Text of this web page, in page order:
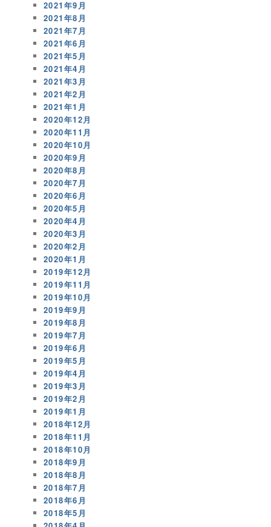
2021年9月
2021年8月
2021年7月
2021年6月
2021年5月
2021年4月
2021年3月
2021年2月
2021年1月
2020年12月
2020年11月
2020年10月
2020年9月
2020年8月
2020年7月
2020年6月
2020年5月
2020年4月
2020年3月
2020年2月
2020年1月
2019年12月
2019年11月
2019年10月
2019年9月
2019年8月
2019年7月
2019年6月
2019年5月
2019年4月
2019年3月
2019年2月
2019年1月
2018年12月
2018年11月
2018年10月
2018年9月
2018年8月
2018年7月
2018年6月
2018年5月